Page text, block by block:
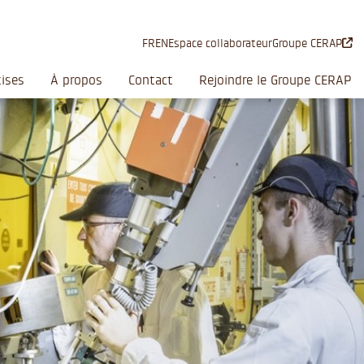
À propos Contact Rejoindre le Groupe CERAP
FRENEspace collaborateurGroupe CERAP